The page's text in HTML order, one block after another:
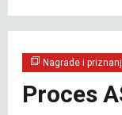
Nagrade i
Proces